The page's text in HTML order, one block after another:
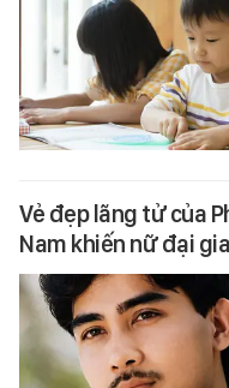
Vẻ đẹp lãng tử của
Nam khiến nữ đại